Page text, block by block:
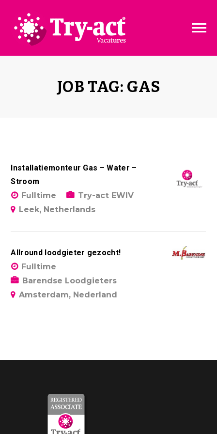
JOB TAG: GAS
Installatiemonteur Gas – Water –
Stroom
Fulltime
Try-act EWIV
Leek, Netherlands
Allround loodgieter gezocht!
Fulltime
Barendse Loodgieters
Amsterdam, Nederland
Vacature dashboard
Pakketten & Tarieven
Over ons
Disclaimer